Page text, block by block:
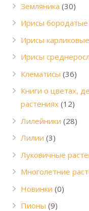
Земляника (30)
Ирисы бородатые
Ирисы карликовые
Ирисы
Клематисы (36)
Книги о цветах,
растениях (12)
Лилейники (28)
Лилии (3)
Луковичные
Многолетние
Новинки (0)
Пионы (9)